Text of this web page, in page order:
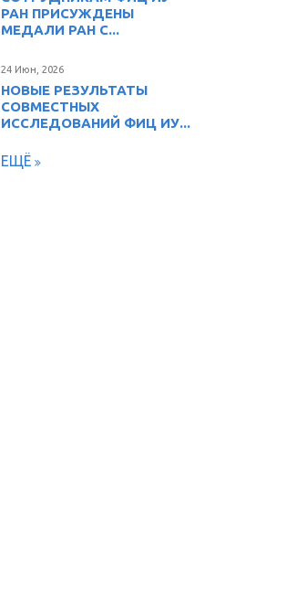
РАН ПРИСУЖДЕНЫ
МЕДАЛИ РАН С...
24 Июн, 2026
НОВЫЕ РЕЗУЛЬТАТЫ
СОВМЕСТНЫХ
ИССЛЕДОВАНИЙ ФИЦ ИУ...
ЕЩЁ